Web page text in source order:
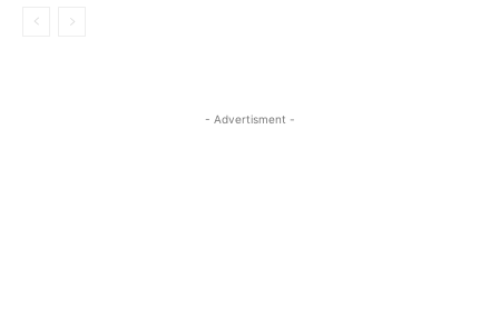
- Advertisment -